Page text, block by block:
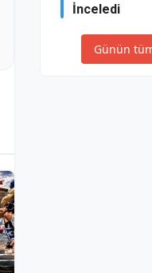
İnceledi
Günün